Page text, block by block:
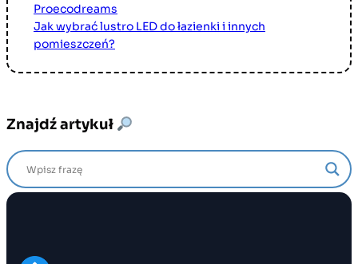
Proecodreams
Jak wybrać lustro LED do łazienki i innych
pomieszczeń?
Znajdź artykuł